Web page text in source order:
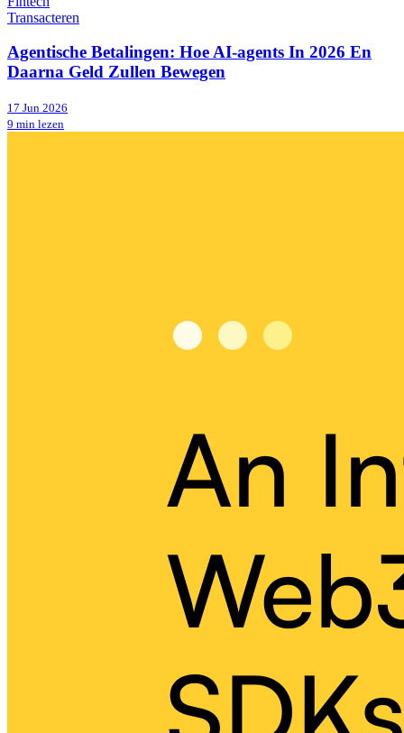
Transacteren
Agentische Betalingen: Hoe AI-agents In 2026 En
Daarna Geld Zullen Bewegen
17 Jun 2026
9 min lezen